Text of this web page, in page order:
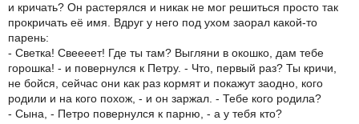
и кричать? Он растерялся и никак не мог решиться просто так
прокричать её имя. Вдруг у него под ухом заорал какой-то
парень:
- Светка! Свеееет! Где ты там? Выгляни в окошко, дам тебе
горошка! - и повернулся к Петру. - Что, первый раз? Ты кричи,
не бойся, сейчас они как раз кормят и покажут заодно, кого
родили и на кого похож, - и он заржал. - Тебе кого родила?
- Сына, - Петро повернулся к парню, - а у тебя кто?